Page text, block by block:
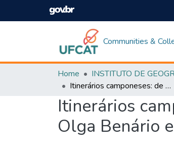
Communities &
Home
Itinerários camponeses: de lá para cá e daqui pra li até o assentamento Olga Benário em Ipameri
Itinerários
Olga Benário